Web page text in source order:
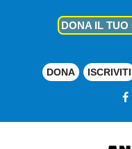
DONA IL TUO
DONA ISCRIVITI